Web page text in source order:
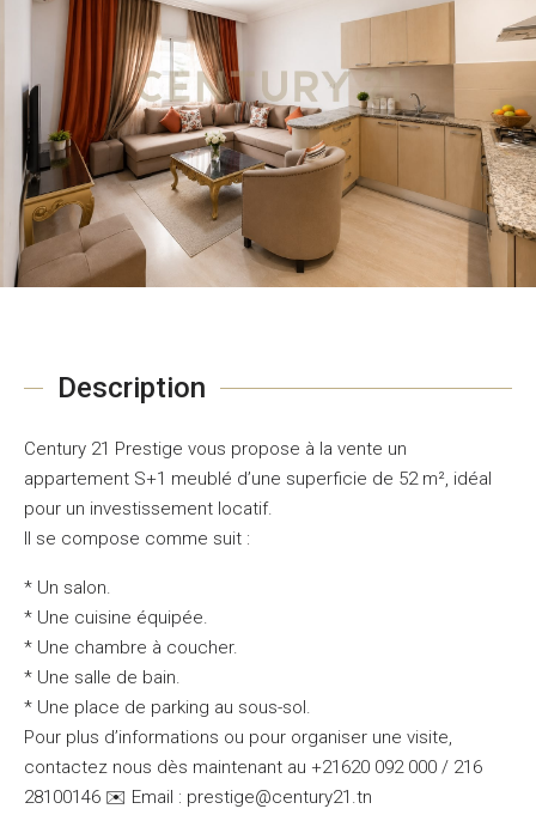
Description
Century 21 Prestige vous propose à la vente un
appartement S+1 meublé d’une superficie de 52 m², idéal
pour un investissement locatif.
Il se compose comme suit :
* Un salon.
* Une cuisine équipée.
* Une chambre à coucher.
* Une salle de bain.
* Une place de parking au sous-sol.
Pour plus d’informations ou pour organiser une visite,
contactez nous dès maintenant au +21620 092 000 / 216
28100146 ✉️ Email : prestige@century21.tn